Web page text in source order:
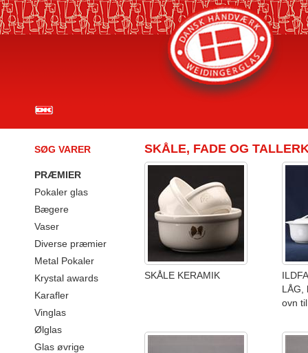
SØG VARER
PRÆMIER
Pokaler glas
Bægere
Vaser
Diverse præmier
Metal Pokaler
Krystal awards
Karafler
Vinglas
Ølglas
Glas øvrige
SKÅLE, FADE OG
SKÅLE KERAMIK
LÅG,
ovn